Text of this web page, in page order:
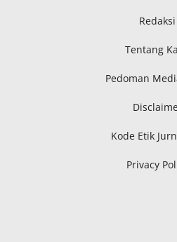
Redaksi
Tentang
Pedoman
Kode Etik
Privacy